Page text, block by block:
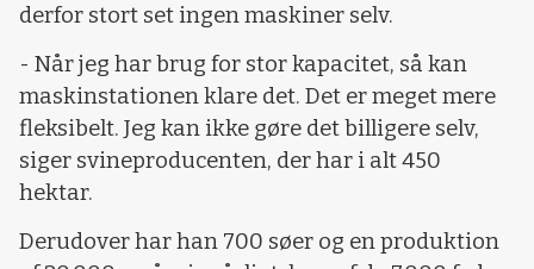
derfor stort set ingen maskiner selv.
- Når jeg har brug for stor kapacitet, så kan
maskinstationen klare det. Det er meget mere
fleksibelt. Jeg kan ikke gøre det billigere selv,
siger svineproducenten, der har i alt 450
hektar.
Derudover har han 700 søer og en produktion